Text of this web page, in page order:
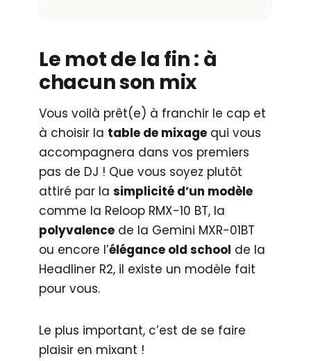
Le mot de la fin : à
chacun son mix
Vous voilà prêt(e) à franchir le cap et
à choisir la table de mixage qui vous
accompagnera dans vos premiers
pas de DJ ! Que vous soyez plutôt
attiré par la simplicité d’un modèle
comme la Reloop RMX-10 BT, la
polyvalence de la Gemini MXR-01BT
ou encore l’élégance old school de la
Headliner R2, il existe un modèle fait
pour vous.
Le plus important, c’est de se faire
plaisir en mixant !